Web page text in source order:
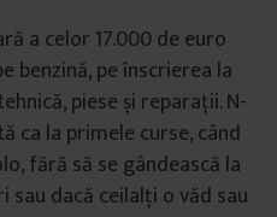
a celor 17.000 de euro
benzină, pe înscrierea la
piese și reparații. N-
ca la primele curse, când
fără să se gândească la
sau dacă ceilalți o văd sau